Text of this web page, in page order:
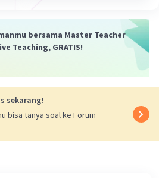
bersama Master Teacher
Teaching, GRATIS!
sekarang!
bisa tanya soal ke Forum